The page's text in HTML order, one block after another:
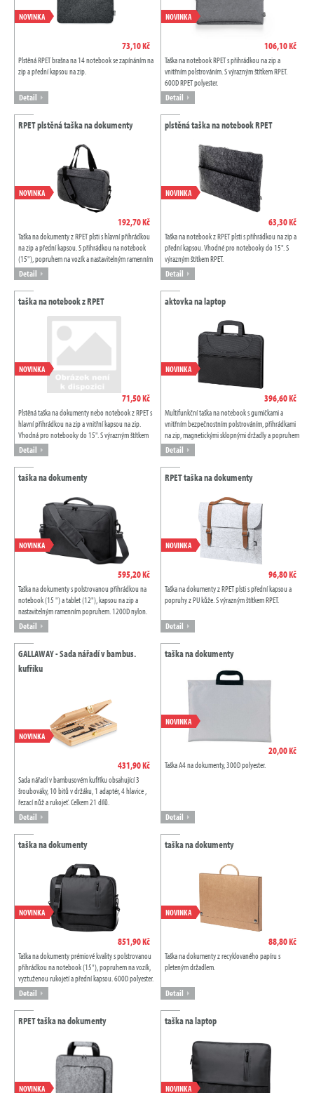
NOVINKA
73,10 Kč
Plstěná RPET brašna na 14 notebook se zapínáním na
zip a přední kapsou na zip.
Detail
NOVINKA
106,10 Kč
Taška na notebook RPET s přihrádkou na zip a
vnitřním polstrováním. S výrazným štítkem RPET.
600D RPET polyester.
Detail
RPET plstěná taška na dokumenty
NOVINKA
192,70 Kč
Taška na dokumenty z RPET plsti s hlavní přihrádkou
na zip a přední kapsou. S přihrádkou na notebook
(15"), popruhem na vozík a nastavitelným ramenním
popruhem. S výrazným štítkem RPET.
Detail
plstěná taška na notebook RPET
NOVINKA
63,30 Kč
Taška na notebook z RPET plsti s přihrádkou na zip a
přední kapsou. Vhodné pro notebooky do 15". S
výrazným štítkem RPET.
Detail
taška na notebook z RPET
NOVINKA
71,50 Kč
Plstěná taška na dokumenty nebo notebook z RPET s
hlavní přihrádkou na zip a vnitřní kapsou na zip.
Vhodná pro notebooky do 15". S výrazným štítkem
RPET.
Detail
aktovka na laptop
NOVINKA
396,60 Kč
Multifunkční taška na notebook s gumičkami a
vnitřním bezpečnostním polstrováním, přihrádkami
na zip, magnetickými sklopnými držadly a popruhem
na vozík. Může být také použit jako...
Detail
taška na dokumenty
NOVINKA
595,20 Kč
Taška na dokumenty s polstrovanou přihrádkou na
notebook (15 ") a tablet (12"), kapsou na zip a
nastavitelným ramenním popruhem. 1200D nylon.
Detail
RPET taška na dokumenty
NOVINKA
96,80 Kč
Taška na dokumenty z RPET plsti s přední kapsou a
popruhy z PU kůže. S výrazným štítkem RPET.
Detail
GALLAWAY - Sada nářadí v bambus.
kufříku
NOVINKA
431,90 Kč
Sada nářadí v bambusovém kufříku obsahující 3
šroubováky, 10 bitů v držáku, 1 adaptér, 4 hlavice ,
řezací nůž a rukojeť. Celkem 21 dílů.
Detail
taška na dokumenty
NOVINKA
20,00 Kč
Taška A4 na dokumenty, 300D polyester.
Detail
taška na dokumenty
NOVINKA
851,90 Kč
Taška na dokumenty prémiové kvality s polstrovanou
přihrádkou na notebook (15"), popruhem na vozík,
vyztuženou rukojetí a přední kapsou. 600D polyester.
Značkový produkt Antonio Miro.
Detail
taška na dokumenty
NOVINKA
88,80 Kč
Taška na dokumenty z recyklovaného papíru s
pleteným držadlem.
Detail
RPET taška na dokumenty
NOVINKA
taška na laptop
NOVINKA